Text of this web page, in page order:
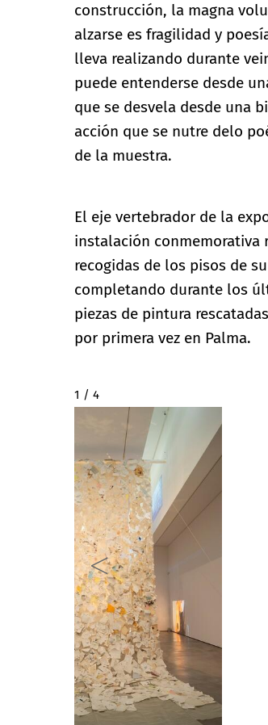
construcción, la magna
alzarse es fragilidad y
lleva realizando durante
puede entenderse desde
que se desvela desde una
acción que se nutre delo
de la muestra.
El eje vertebrador de la
instalación conmemorativa
recogidas de los pisos de
completando durante los
piezas de pintura
por primera vez en Palma.
2 / 4